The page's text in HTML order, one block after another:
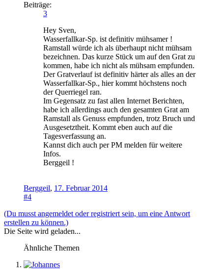
Beiträge:
3
Hey Sven,
Wasserfallkar-Sp. ist definitiv mühsamer !
Ramstall würde ich als überhaupt nicht mühsam
bezeichnen. Das kurze Stück um auf den Grat zu
kommen, habe ich nicht als mühsam empfunden.
Der Gratverlauf ist definitiv härter als alles an der
Wasserfallkar-Sp., hier kommt höchstens noch
der Querriegel ran.
Im Gegensatz zu fast allen Internet Berichten,
habe ich allerdings auch den gesamten Grat am
Ramstall als Genuss empfunden, trotz Bruch und
Ausgesetztheit. Kommt eben auch auf die
Tagesverfassung an.
Kannst dich auch per PM melden für weitere
Infos.
Berggeil !
Berggeil, 17. Februar 2014
#4
(Du musst angemeldet oder registriert sein, um eine Antwort
erstellen zu können.)
Die Seite wird geladen...
Ähnliche Themen